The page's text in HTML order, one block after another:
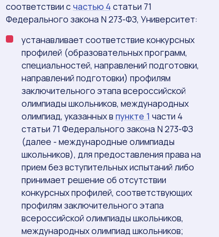
соответствии с частью 4 статьи 71
Федерального закона N 273-ФЗ, Университет:
устанавливает соответствие конкурсных
профилей (образовательных программ,
специальностей, направлений подготовки,
направлений подготовки) профилям
заключительного этапа всероссийской
олимпиады школьников, международных
олимпиад, указанных в пункте 1 части 4
статьи 71 Федерального закона N 273-ФЗ
(далее - международные олимпиады
школьников), для предоставления права на
прием без вступительных испытаний либо
принимает решение об отсутствии
конкурсных профилей, соответствующих
профилям заключительного этапа
всероссийской олимпиады школьников,
международных олимпиад школьников;